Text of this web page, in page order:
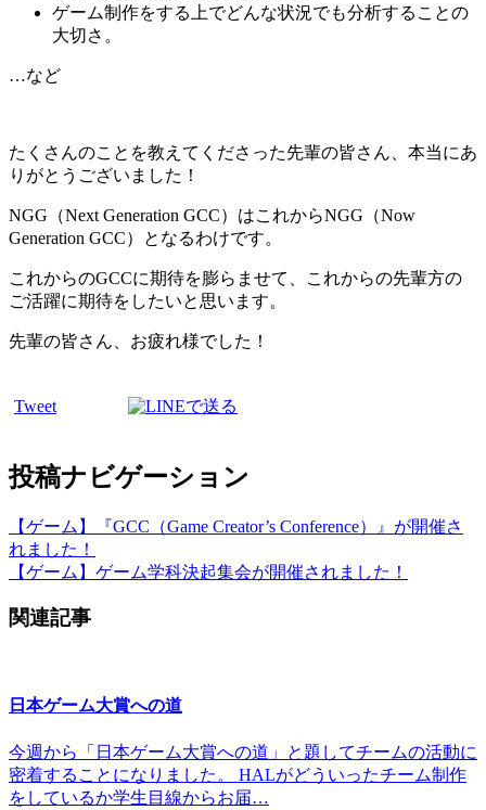
ゲーム制作をする上でどんな状況でも分析することの
大切さ。
…など
たくさんのことを教えてくださった先輩の皆さん、本当にあ
りがとうございました！
NGG（Next Generation GCC）はこれからNGG（Now
Generation GCC）となるわけです。
これからのGCCに期待を膨らませて、これからの先輩方の
ご活躍に期待をしたいと思います。
先輩の皆さん、お疲れ様でした！
Tweet
投稿ナビゲーション
【ゲーム】『GCC（Game Creator’s Conference）』が開催さ
れました！
【ゲーム】ゲーム学科決起集会が開催されました！
関連記事
日本ゲーム大賞への道
今週から「日本ゲーム大賞への道」と題してチームの活動に
密着することになりました。 HALがどういったチーム制作
をしているか学生目線からお届…